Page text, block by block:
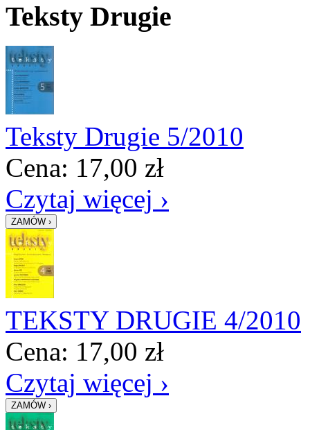
Teksty Drugie
Teksty Drugie 5/2010
Cena: 17,00 zł
Czytaj więcej ›
TEKSTY DRUGIE 4/2010
Cena: 17,00 zł
Czytaj więcej ›